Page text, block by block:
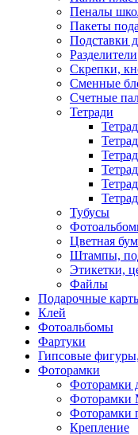
Пеналы
Пакеты
Подставки
Разделители
Скрепки,
Сменные
Счетные
Тетради
Тубусы
Цветная
Штампы,
Этикетки,
Файлы
Подарочные
Клей
Фотоальбомы
Фартуки
Гипсовые
Фоторамки
Фоторамки
Фоторамки
Крепление